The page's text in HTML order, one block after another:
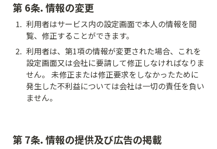
第 6条. 情報の変更
1. 利用者はサービス内の設定画面で本人の情報を閲
覧、修正することができます。
2. 利用者は、第1項の情報が変更された場合、これを
設定画面又は会社に要請して修正しなければなりま
せん。 未修正または修正要求をしなかったために
発生した不利益については会社は一切の責任を負い
ません。
第 7条. 情報の提供及び広告の掲載